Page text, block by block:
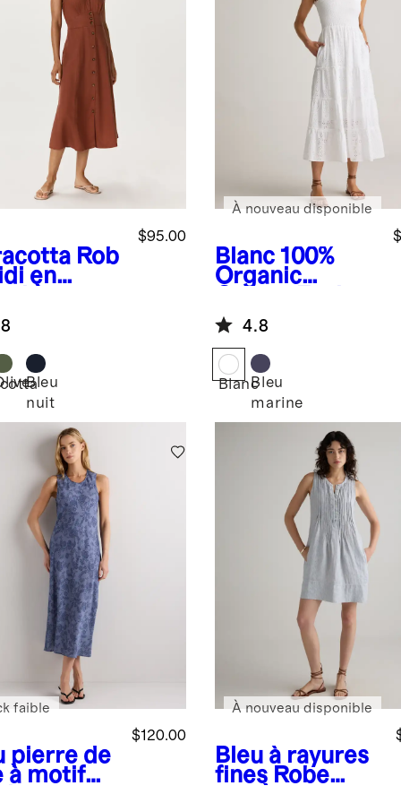
Rob
en
et à
$95.00
Bleu
nuit
Blanc 100%
Organic
Smocked Midi
Dress
À nouveau disponible
4.8
BlancBleu
marine
pierre de
à motif
$120.00
faible
Bleu à rayures
fines Robe
À nouveau disponible